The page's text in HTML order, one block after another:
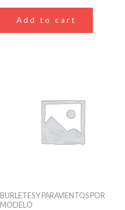
Add to cart
BURLETES Y PARAVIENTOS POR
MODELO